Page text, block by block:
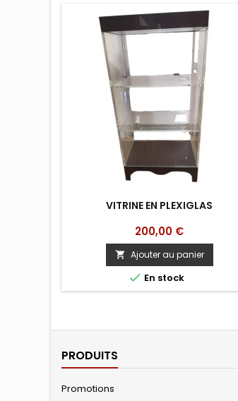
VITRINE EN PLEXIGLAS
Prix
200,00 €
 Ajouter au panier
 En stock
PRODUITS
Promotions